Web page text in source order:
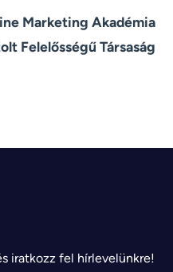
Marketing Akadémia
Felelősségű Társaság
iratkozz fel hírlevelünkre!